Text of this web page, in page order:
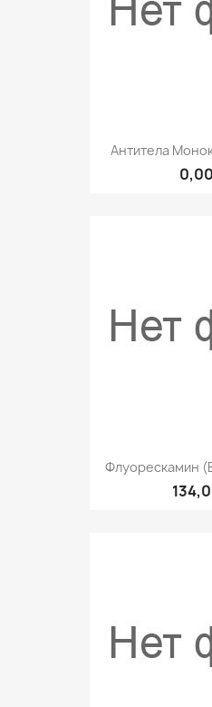
Антитела
Флуорескамин